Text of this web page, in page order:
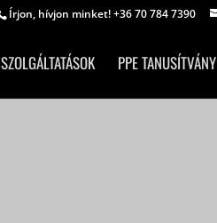
Írjon, hívjon minket! +36 70 784 7390
SZOLGÁLTATÁSOK PPE TANUSÍTVÁNY